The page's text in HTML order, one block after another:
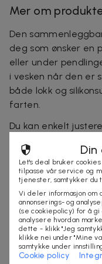
Mer om
Den
deg som ønsker en
eller under
i vesken når den er
både lokk og
farten.
Du kan enkelt
gjør den fleksibel
både
i fargene rosa, grå
En praktisk
hverdagslige
Spesifikasjoner:
Materiale: Silikon
Din
Let's deal bruker
tilpasse vår service og
tjenester, samtykker du
Vi deler informasjon om
annonserings- og
(se cookiepolicy) for å
analysere hvordan
dette - klikk "Jeg
klikke nei under "Mine
samtykke under
Cookie policy